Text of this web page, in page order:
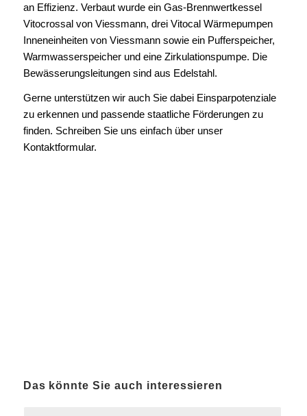
an Effizienz. Verbaut wurde ein Gas-Brennwertkessel
Vitocrossal von Viessmann, drei Vitocal Wärmepumpen
Inneneinheiten von Viessmann sowie ein Pufferspeicher,
Warmwasserspeicher und eine Zirkulationspumpe. Die
Bewässerungsleitungen sind aus Edelstahl.
Gerne unterstützen wir auch Sie dabei Einsparpotenziale
zu erkennen und passende staatliche Förderungen zu
finden. Schreiben Sie uns einfach über unser
Kontaktformular.
Das könnte Sie auch interessieren